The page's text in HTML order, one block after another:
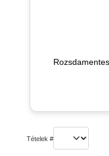
Tételek #